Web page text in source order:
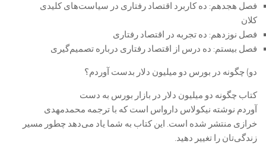
فصل هجدهم: ده کاربرد اقتصاد رفتاری در سیاست‌های کلیدی
کلان
فصل نوزدهم: ده تجربه در اقتصاد رفتاری
فصل بیستم: ده درس از اقتصاد رفتاری درباره تصمیم‌گیری
دو) چگونه در بورس دو میلیون دلار بدست آوردم؟
کتاب چگونه دو میلیون دلار در بازار بورس به دست
آوردم نوشته نیکولاس دارواس است که با ترجمه محمدمهدی
خرازی منتشر شده است. این کتاب به شما یاد می‌دهد چطور مسیر
زندگی‌تان را تغییر دهید.